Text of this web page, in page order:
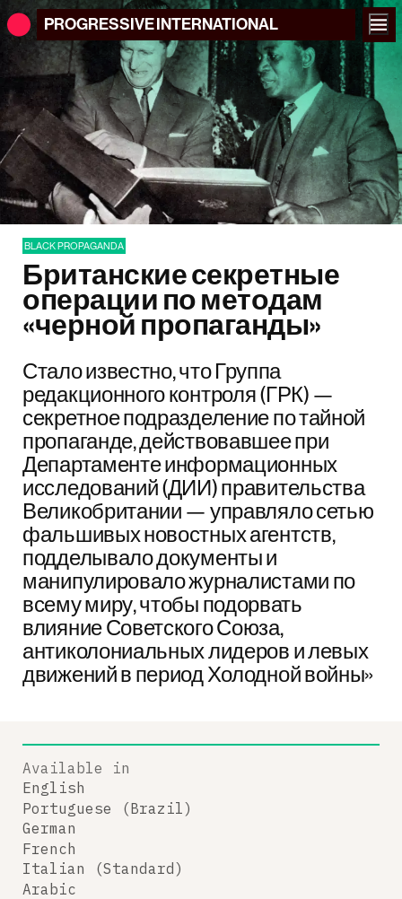
PROGRESSIVEINTERNATIONAL
BLACK PROPAGANDA
Британские секретные
операции по методам
«черной пропаганды»
Стало известно, что Группа
редакционного контроля (ГРК) —
секретное подразделение по тайной
пропаганде, действовавшее при
Департаменте информационных
исследований (ДИИ) правительства
Великобритании — управляло сетью
фальшивых новостных агентств,
подделывало документы и
манипулировало журналистами по
всему миру, чтобы подорвать
влияние Советского Союза,
антиколониальных лидеров и левых
движений в период Холодной войны»
Available in
English
Portuguese (Brazil)
German
French
Italian (Standard)
Arabic